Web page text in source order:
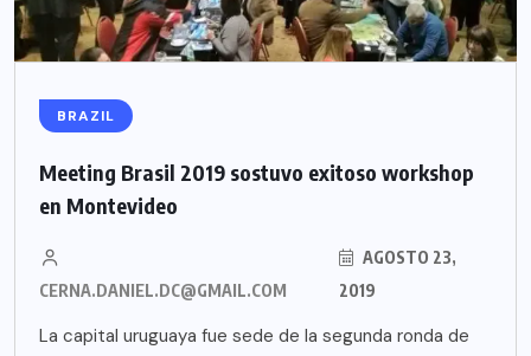
BRAZIL
Meeting Brasil 2019 sostuvo exitoso workshop
en Montevideo
CERNA.DANIEL.DC@GMAIL.COM
AGOSTO 23,
2019
La capital uruguaya fue sede de la segunda ronda de